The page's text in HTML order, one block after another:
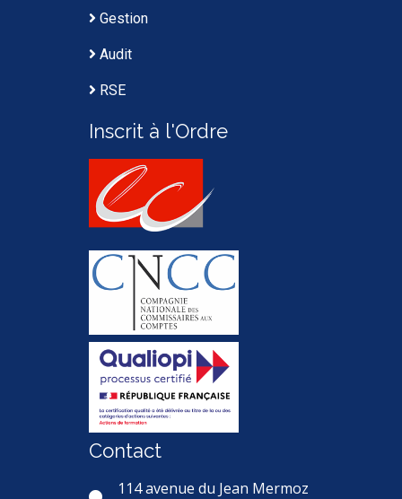
Gestion
Audit
RSE
Inscrit à l'Ordre
Contact
114 avenue du Jean Mermoz